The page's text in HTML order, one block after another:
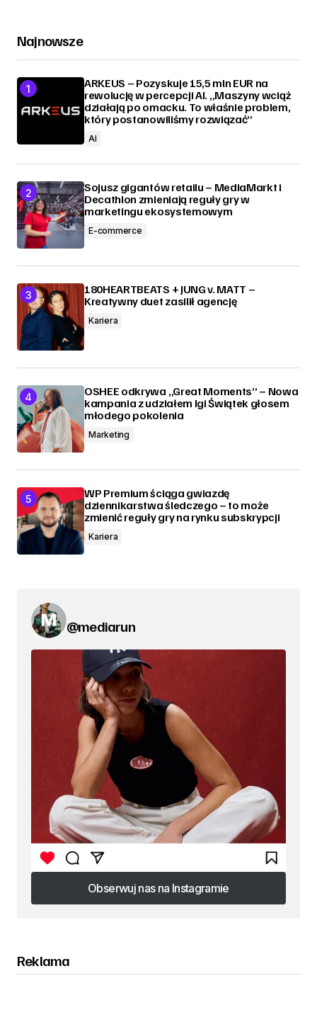
Najnowsze
ARKEUS – Pozyskuje 15,5 mln EUR na
rewolucję w percepcji AI. „Maszyny wciąż
działają po omacku. To właśnie problem,
który postanowiliśmy rozwiązać”
AI
Sojusz gigantów retailu – MediaMarkt i
Decathlon zmieniają reguły gry w
marketingu ekosystemowym
E-commerce
180HEARTBEATS + JUNG v. MATT –
Kreatywny duet zasilił agencję
Kariera
OSHEE odkrywa „Great Moments” – Nowa
kampania z udziałem Igi Świątek głosem
młodego pokolenia
Marketing
WP Premium ściąga gwiazdę
dziennikarstwa śledczego – to może
zmienić reguły gry na rynku subskrypcji
Kariera
@mediarun
Obserwuj nas na Instagramie
Obserwuj nas na Instagramie
Reklama